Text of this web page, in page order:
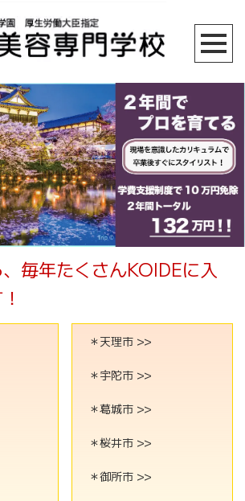
毎年たくさんKOIDEに入
＊天理市 >>
＊宇陀市 >>
＊葛城市 >>
＊桜井市 >>
＊御所市 >>